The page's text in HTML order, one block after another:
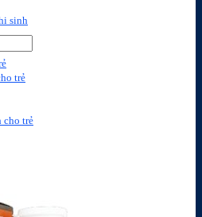
sinh
trẻ
cho trẻ